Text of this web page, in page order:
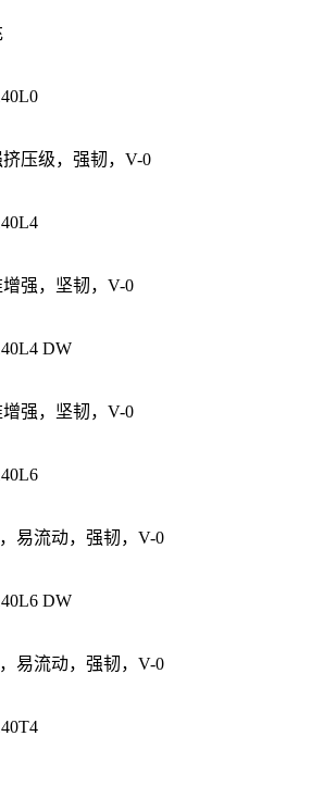
压级，强韧，V-0
强，坚韧，V-0
DW
强，坚韧，V-0
易流动，强韧，V-0
DW
易流动，强韧，V-0